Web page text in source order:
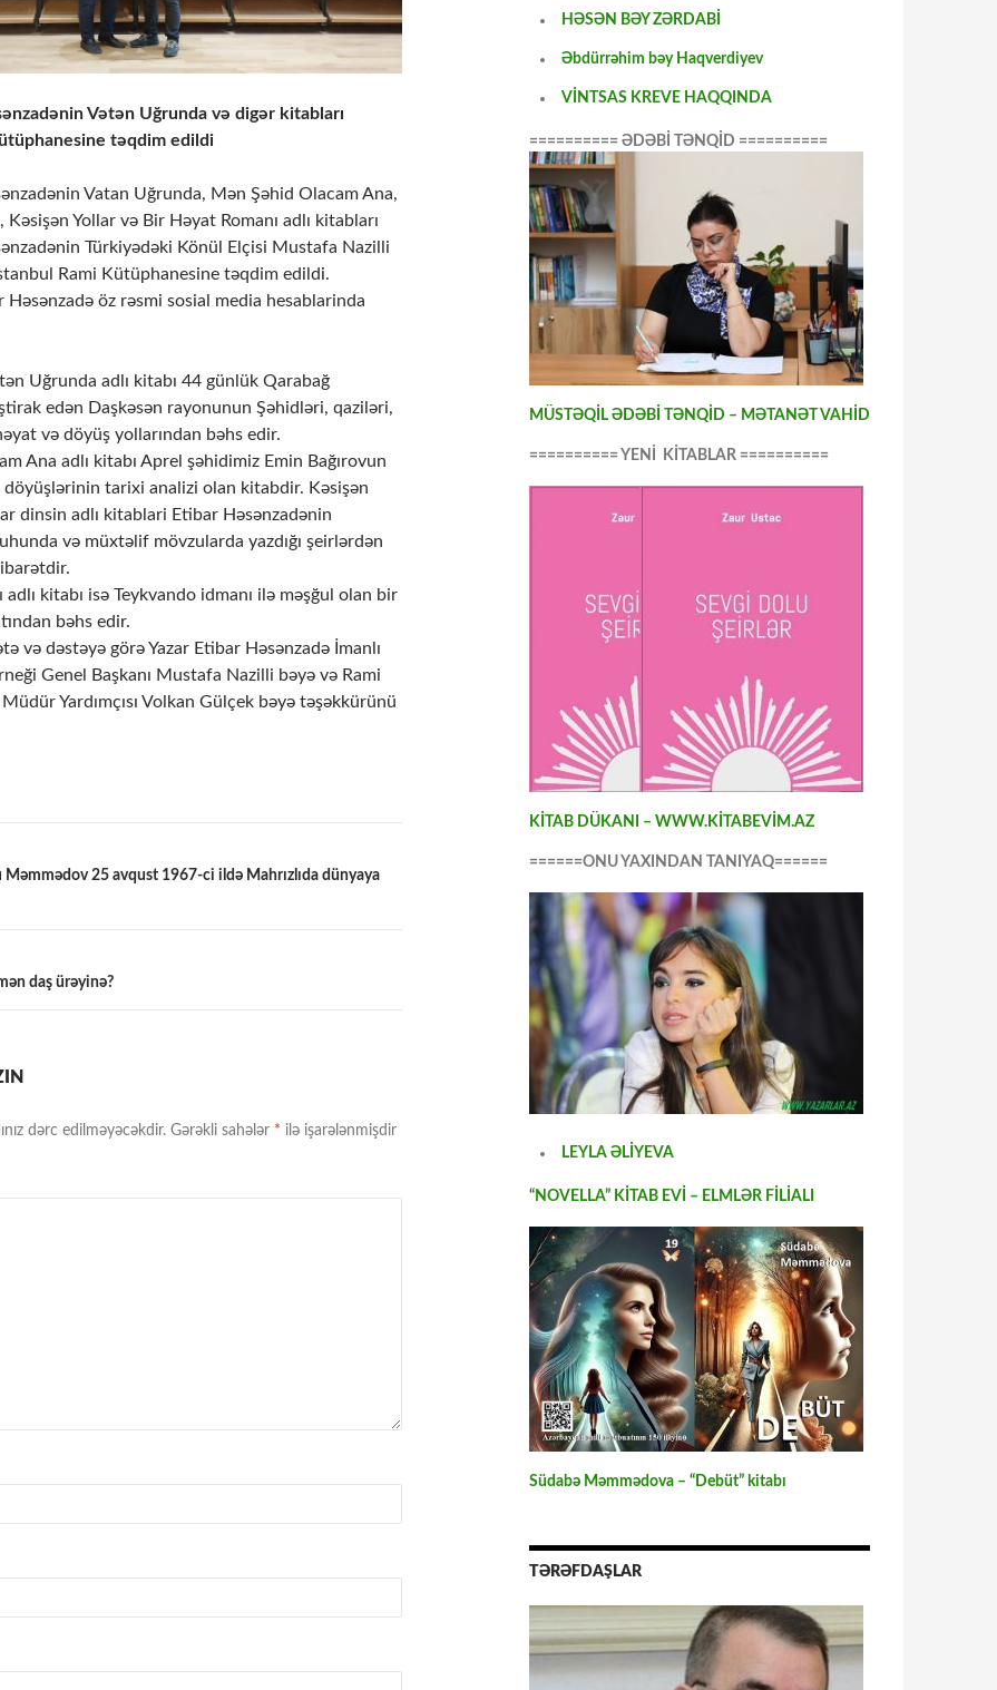
Vətən Uğrunda və digər kitabları
təqdim edildi
Vatan Uğrunda, Mən Şəhid Olacam Ana,
Yollar və Bir Həyat Romanı adlı kitabları
Türkiyədəki Könül Elçisi Mustafa Nazilli
Rami Kütüphanesine təqdim edildi.
Həsənzadə öz rəsmi sosial media hesablarinda
Uğrunda adlı kitabı 44 günlük Qarabağ
edən Daşkəsən rayonunun Şəhidləri, qaziləri,
və döyüş yollarından bəhs edir.
Ana adlı kitabı Aprel şəhidimiz Emin Bağırovun
döyüşlərinin tarixi analizi olan kitabdir. Kəsişən
dinsin adlı kitablari Etibar Həsənzadənin
və müxtəlif mövzularda yazdığı şeirlərdən
adlı kitabı isə Teykvando idmanı ilə məşğul olan bir
bəhs edir.
və dəstəyə görə Yazar Etibar Həsənzadə İmanlı
Genel Başkanı Mustafa Nazilli bəyə və Rami
Yardımçısı Volkan Gülçek bəyə təşəkkürünü
Məmmədov 25 avqust 1967-ci ildə Mahrızlıda dünyaya
daş ürəyinə?
dərc edilməyəcəkdir. Gərəkli sahələr * ilə işarələnmişdir
HƏSƏN BƏY ZƏRDABİ
Əbdürrəhim bəy Haqverdiyev
VİNTSAS KREVE HAQQINDA
========== ƏDƏBİ TƏNQİD ==========
MÜSTƏQİL ƏDƏBİ TƏNQİD – MƏTANƏT VAHİD
========== YENİ KİTABLAR ==========
KİTAB DÜKANI – WWW.KİTABEVİM.AZ
======ONU YAXINDAN TANIYAQ======
LEYLA ƏLİYEVA
“NOVELLA” KİTAB EVİ – ELMLƏR FİLİALI
Südabə Məmmədova – “Debüt” kitabı
TƏRƏFDAŞLAR